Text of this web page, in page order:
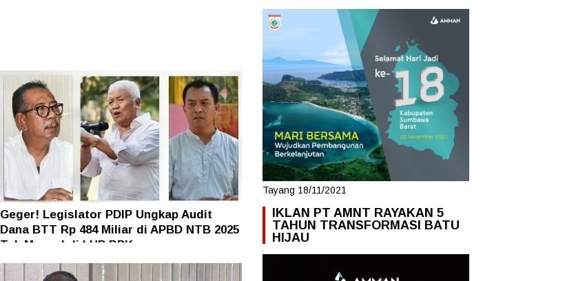
Geger! Legislator PDIP Ungkap Audit
Dana BTT Rp 484 Miliar di APBD NTB 2025
Tak Muncul di LHP BPK
Tayang 18/11/2021
IKLAN PT AMNT RAYAKAN 5
TAHUN TRANSFORMASI BATU
HIJAU